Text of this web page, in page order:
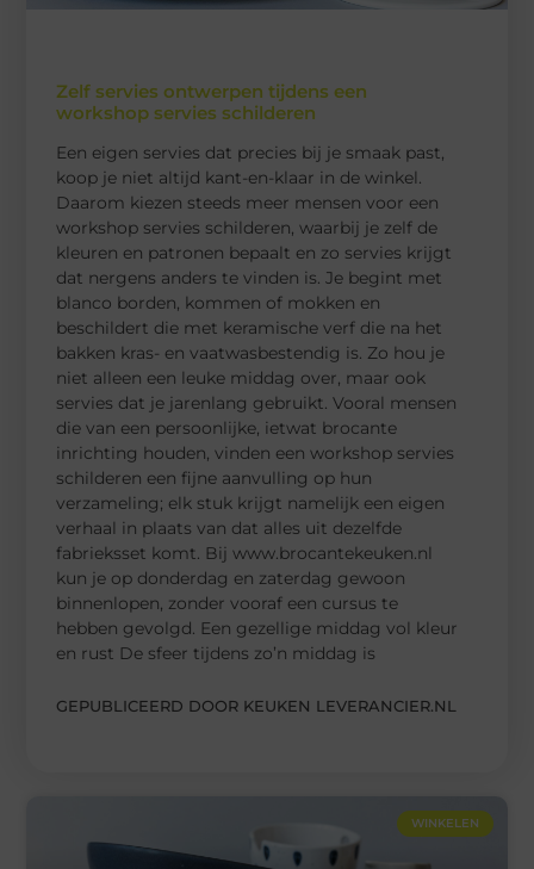
Zelf servies ontwerpen tijdens een
workshop servies schilderen
Een eigen servies dat precies bij je smaak past,
koop je niet altijd kant-en-klaar in de winkel.
Daarom kiezen steeds meer mensen voor een
workshop servies schilderen, waarbij je zelf de
kleuren en patronen bepaalt en zo servies krijgt
dat nergens anders te vinden is. Je begint met
blanco borden, kommen of mokken en
beschildert die met keramische verf die na het
bakken kras- en vaatwasbestendig is. Zo hou je
niet alleen een leuke middag over, maar ook
servies dat je jarenlang gebruikt. Vooral mensen
die van een persoonlijke, ietwat brocante
inrichting houden, vinden een workshop servies
schilderen een fijne aanvulling op hun
verzameling; elk stuk krijgt namelijk een eigen
verhaal in plaats van dat alles uit dezelfde
fabrieksset komt. Bij www.brocantekeuken.nl
kun je op donderdag en zaterdag gewoon
binnenlopen, zonder vooraf een cursus te
hebben gevolgd. Een gezellige middag vol kleur
en rust De sfeer tijdens zo’n middag is
GEPUBLICEERD DOOR KEUKEN LEVERANCIER.NL
WINKELEN